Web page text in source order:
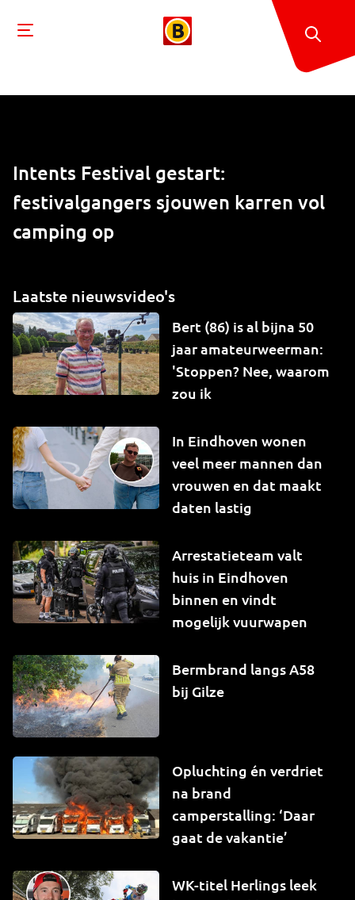
Intents Festival gestart:
festivalgangers sjouwen karren vol
camping op
Laatste nieuwsvideo's
Bert (86) is al bijna 50
jaar amateurweerman:
'Stoppen? Nee, waarom
zou ik
In Eindhoven wonen
veel meer mannen dan
vrouwen en dat maakt
daten lastig
Arrestatieteam valt
huis in Eindhoven
binnen en vindt
mogelijk vuurwapen
Bermbrand langs A58
bij Gilze
Opluchting én verdriet
na brand
camperstalling: ‘Daar
gaat de vakantie’
WK-titel Herlings leek